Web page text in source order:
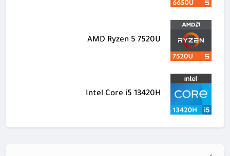
AMD Ryzen 5 7520U
Intel Core i5 13420H